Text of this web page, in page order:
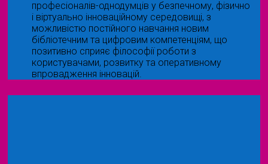
професіоналів-однодумців у безпечному, фізично
і віртуально інноваційному середовищі, з
можливістю постійного навчання новим
бібліотечним та цифровим компетенціям, що
позитивно сприяє філософії роботи з
користувачами, розвитку та оперативному
впровадження інновацій.